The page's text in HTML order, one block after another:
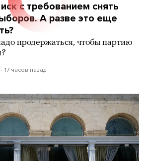
с требованием снять
А разве это еще
продержаться, чтобы партию
17 часов назад